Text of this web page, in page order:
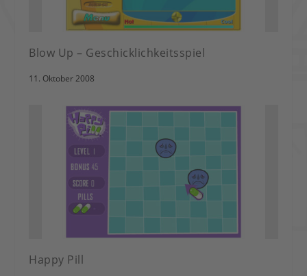
Blow Up – Geschicklichkeitsspiel
11. Oktober 2008
Happy Pill